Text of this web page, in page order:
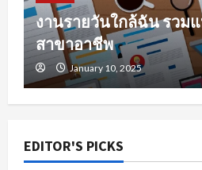
งานรายวันใกล้ฉัน รวม
สาขาอาชีพ
January 10, 2025
EDITOR'S PICKS